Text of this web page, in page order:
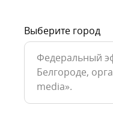
Выберите город
Федеральный
Белгороде,
media».